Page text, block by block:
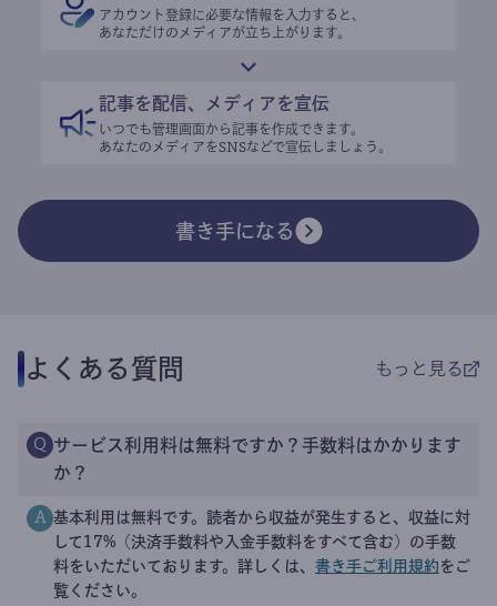
アカウント登録に必要な情報を入力すると、
あなただけのメディアが立ち上がります。
記事を配信、メディアを宣伝
いつでも管理画面から記事を作成できます。
あなたのメディアをSNSなどで宣伝しましょう。
書き手になる
よくある質問 もっと見る
Q サービス利用料は無料ですか？手数料はかかります
か？
A 基本利用は無料です。読者から収益が発生すると、収益に対
して17%（決済手数料や入金手数料をすべて含む）の手数
料をいただいております。詳しくは、 書き手ご利用規約 をご
覧ください。